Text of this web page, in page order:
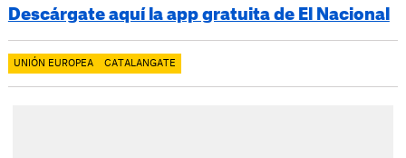
Descárgate aquí la app gratuita de El Nacional
UNIÓN EUROPEA CATALANGATE